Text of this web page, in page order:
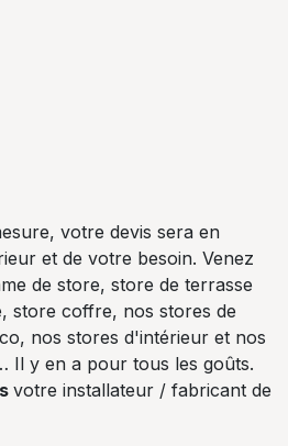
votre devis sera en
et de votre besoin. Venez
de store, store de terrasse
store coffre, nos stores de
nos stores d'intérieur et nos
Il y en a pour tous les goûts.
votre installateur / fabricant de